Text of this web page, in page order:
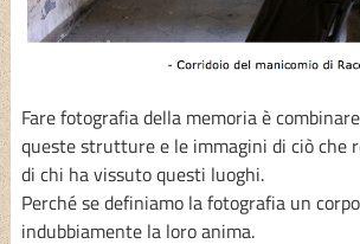
Fare fotografia della memoria è
queste strutture e le immagini di ciò che
di chi ha vissuto questi luoghi.
Perché se definiamo la fotografia un
indubbiamente la loro anima.